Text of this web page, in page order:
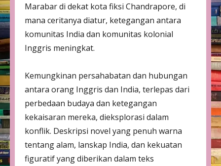
Marabar di dekat kota fiksi Chandrapore, di
mana ceritanya diatur, ketegangan antara
komunitas India dan komunitas kolonial
Inggris meningkat.
Kemungkinan persahabatan dan hubungan
antara orang Inggris dan India, terlepas dari
perbedaan budaya dan ketegangan
kekaisaran mereka, dieksplorasi dalam
konflik. Deskripsi novel yang penuh warna
tentang alam, lanskap India, dan kekuatan
figuratif yang diberikan dalam teks